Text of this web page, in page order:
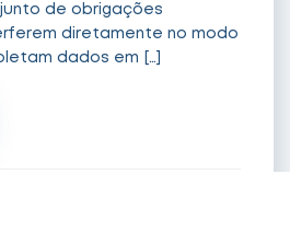
de obrigações
diretamente no modo
dados em […]